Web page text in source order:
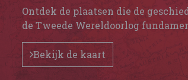
Ontdek de plaatsen die de
de Tweede Wereldoorlog
Bekijk de kaart